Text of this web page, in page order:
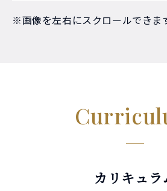
※画像を左右にスクロールできま
カリキュラ